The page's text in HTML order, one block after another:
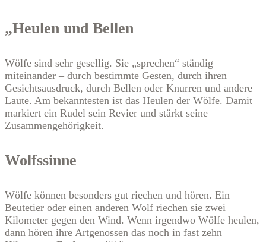
„Heulen und Bellen
Wölfe sind sehr gesellig. Sie „sprechen“ ständig
miteinander – durch bestimmte Gesten, durch ihren
Gesichtsausdruck, durch Bellen oder Knurren und andere
Laute. Am bekanntesten ist das Heulen der Wölfe. Damit
markiert ein Rudel sein Revier und stärkt seine
Zusammengehörigkeit.
Wolfssinne
Wölfe können besonders gut riechen und hören. Ein
Beutetier oder einen anderen Wolf riechen sie zwei
Kilometer gegen den Wind. Wenn irgendwo Wölfe heulen,
dann hören ihre Artgenossen das noch in fast zehn